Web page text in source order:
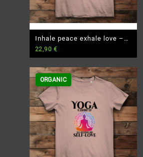
Inhale peace exhale love –
Damen Premium Bio T-Shirt
22,90€
ORGANIC